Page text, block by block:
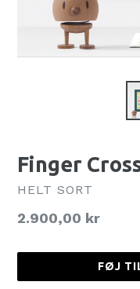
Finger
HELT SORT
Normalpris
2.900,00 kr
FØJ